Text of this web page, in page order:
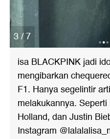
3 / 7
isa BLACKPINK jadi
mengibarkan
F1. Hanya segelintir
melakukannya.
Holland, dan Justin
Instagram